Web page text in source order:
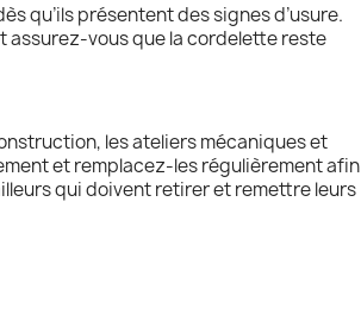
qu’ils présentent des signes d’usure.
assurez-vous que la cordelette reste
les ateliers mécaniques et
et remplacez-les régulièrement afin
qui doivent retirer et remettre leurs